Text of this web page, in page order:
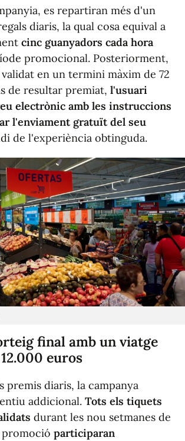
es repartiran més d'un
diaris, la qual cosa equival a
cinc guanyadors cada hora
promocional. Posteriorment,
en un termini màxim de 72
de resultar premiat, l'usuari
electrònic amb les instruccions
l'enviament gratuït del seu
de l'experiència obtinguda.
final amb un viatge
euros
premis diaris, la campanya
addicional. Tots els tiquets
durant les nou setmanes de
participaran